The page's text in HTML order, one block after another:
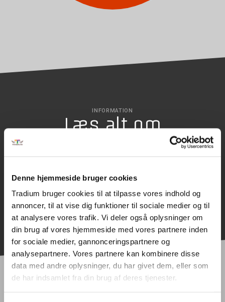
Denne hjemmeside bruger cookies
Tradium bruger cookies til at tilpasse vores indhold og
annoncer, til at vise dig funktioner til sociale medier og til
at analysere vores trafik. Vi deler også oplysninger om
din brug af vores hjemmeside med vores partnere inden
for sociale medier, gannonceringspartnere og
analysepartnere. Vores partnere kan kombinere disse
data med andre oplysninger, du har givet dem, eller som
de har indsamlet fra din brug af deres tjenester.
INFORMATION
Læs alt om
SØG OPTAGELSE